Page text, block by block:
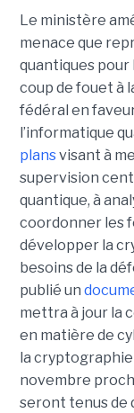
Le ministère
menace que
quantiques pour
coup de fouet à
fédéral en
l’informatique
plansvisant à
supervision
quantique, à
coordonner les
développer la
besoins de la
publié un
mettra à jour la
en matière de
la
novembre
seront tenus de